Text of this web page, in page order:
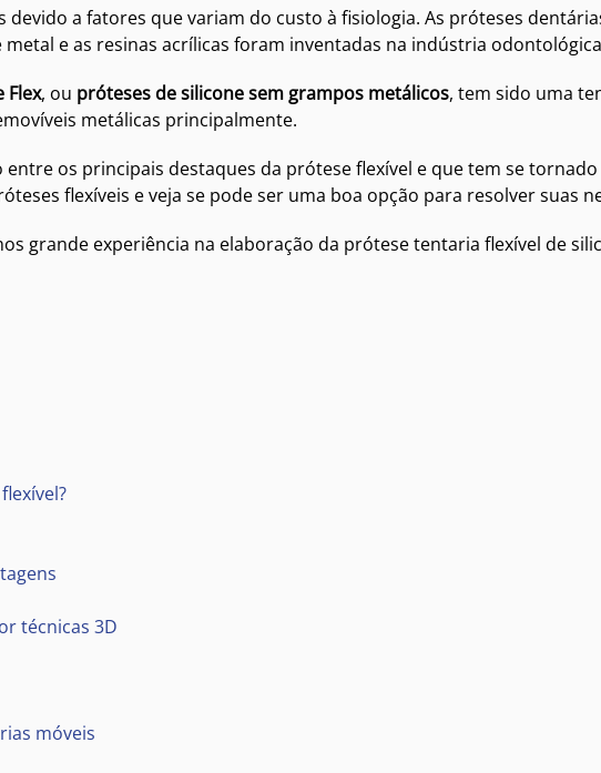
a fatores que variam do custo à fisiologia. As próteses
e as resinas acrílicas foram inventadas na indústria
Flex, ou próteses de silicone sem grampos metálicos, tem sido uma
metálicas principalmente.
os principais destaques da prótese flexível e que tem se
flexíveis e veja se pode ser uma boa opção para resolver suas
grande experiência na elaboração da prótese tentaria flexível de
técnicas 3D
móveis